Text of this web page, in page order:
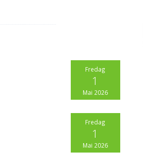
Fredag
1
Mai 2026
Fredag
1
Mai 2026